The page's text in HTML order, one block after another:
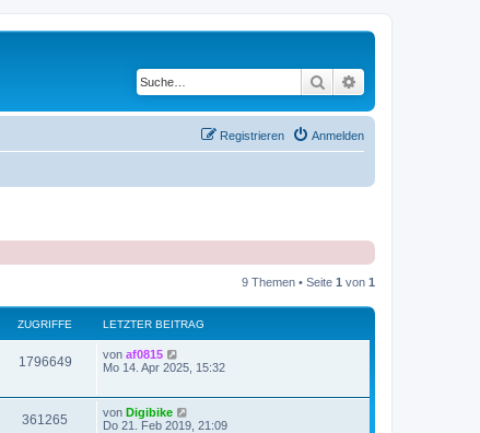
Suche
Anmelden
Registrieren
9 Themen • Seite 1 von 1
ZUGRIFFE LETZTER BEITRAG
1796649 von af0815
Mo 14. Apr 2025, 15:32
361265 von Digibike
Do 21. Feb 2019, 21:09